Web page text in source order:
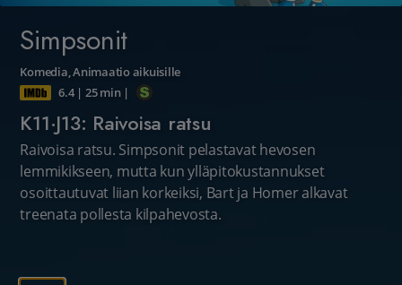
Simpsonit
Komedia,Animaatio aikuisille
6.4| 25 min|
K11·J13: Raivoisa ratsu
Raivoisa ratsu. Simpsonit pelastavat hevosen
lemmikikseen, mutta kun ylläpitokustannukset
osoittautuvat liian korkeiksi, Bart ja Homer alkavat
treenata pollesta kilpahevosta.